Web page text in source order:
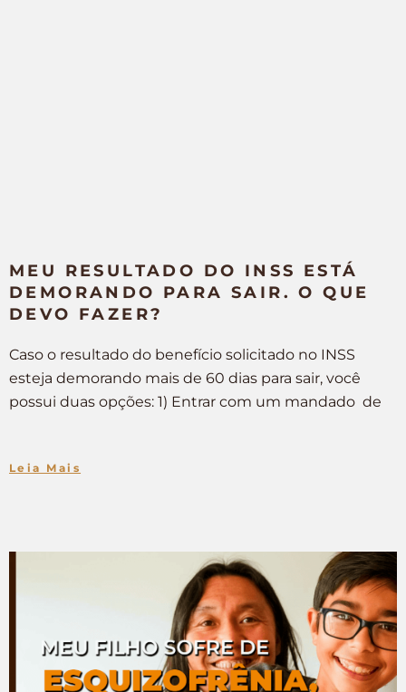
MEU RESULTADO DO INSS ESTÁ
DEMORANDO PARA SAIR. O QUE
DEVO FAZER?
Caso o resultado do benefício solicitado no INSS
esteja demorando mais de 60 dias para sair, você
possui duas opções: 1) Entrar com um mandado de
Leia Mais